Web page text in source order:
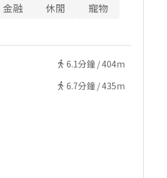
金融 休閒 寵物
6.1分鐘 /404m
6.7分鐘 /435m